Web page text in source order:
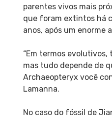
parentes vivos mais
que foram extintos há
anos, após um enorme
“Em termos evolutivos,
mas tudo depende de
Archaeopteryx você
Lamanna.
No caso do fóssil de